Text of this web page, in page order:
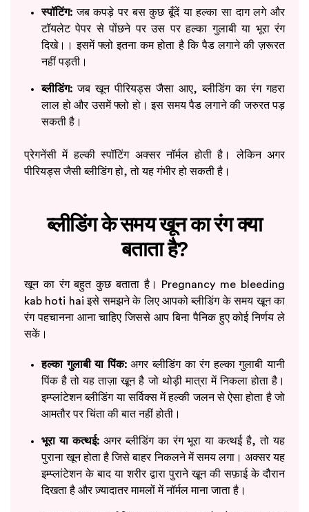
स्पॉटिंग: जब कपड़े पर बस कुछ बूँदें या हल्का सा दाग लगे और
टॉयलेट पेपर से पोंछने पर उस पर हल्का गुलाबी या भूरा रंग
दिखे।। इसमें फ्लो इतना कम होता है कि पैड लगाने की ज़रूरत
नहीं पड़ती।
ब्लीडिंग: जब खून पीरियड्स जैसा आए, ब्लीडिंग का रंग गहरा
लाल हो और उसमें फ्लो हो। इस समय पैड लगाने की जरुरत पड़
सकती है।
प्रेगनेंसी में हल्की स्पॉटिंग अक्सर नॉर्मल होती है। लेकिन अगर
पीरियड्स जैसी ब्लीडिंग हो, तो यह गंभीर हो सकती है।
ब्लीडिंग के समय खून का रंग क्या
बताता है?
खून का रंग बहुत कुछ बताता है। Pregnancy me bleeding
kab hoti hai इसे समझने के लिए आपको ब्लीडिंग के समय खून का
रंग पहचानना आना चाहिए जिससे आप बिना पैनिक हुए कोई निर्णय ले
सकें।
हल्का गुलाबी या पिंक:अगर ब्लीडिंग का रंग हल्का गुलाबी यानी
पिंक है तो यह ताज़ा खून है जो थोड़ी मात्रा में निकला होता है।
इम्प्लांटेशन ब्लीडिंग या सर्विक्स में हल्की जलन से ऐसा होता है जो
आमतौर पर चिंता की बात नहीं होती।
भूरा या कत्थई:अगर ब्लीडिंग का रंग भूरा या कत्थई है, तो यह
पुराना खून होता है जिसे बाहर निकलने में समय लगा। अक्सर यह
इम्प्लांटेशन के बाद या शरीर द्वारा पुराने खून की सफ़ाई के दौरान
दिखता है और ज़्यादातर मामलों में नॉर्मल माना जाता है।